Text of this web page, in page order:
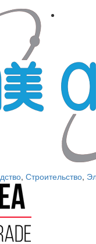
, Строительство,